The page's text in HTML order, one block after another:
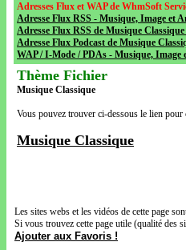
Adresses Flux et WAP de WhmSoft
Adresse Flux RSS - Musique, Image et
Adresse Flux RSS de Musique
Adresse Flux Podcast de Musique
WAP / I-Mode / PDAs - Musique,
Thème Fichier
Musique Classique
Vous pouvez trouver ci-dessous le lien
Musique Classique
Les sites webs et les vidéos de cette page
Si vous trouvez cette page utile (qualité des
Ajouter aux Favoris !